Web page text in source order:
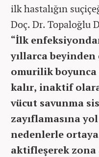
ilk hastalığın
Doç. Dr. Topaloğlu
“İlk
yıllarca
omurilik
kalır, inaktif
vücut savunma
zayıflamasına
nedenlerle
aktifleşerek zona